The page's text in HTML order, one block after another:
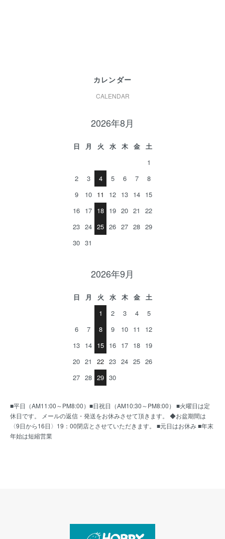
カレンダー
CALENDAR
2026年8月
日 月 火 水 木 金
土
1
2
3 4 5 6 7
8
9
10 11 12 13 14 15
16 17 18 19 20 21
22
23 24 25 26 27 28 29
30 31
2026年9月
日 月 火 水 木 金
土
1
2 3 4
5
6
7 8 9 10 11
12
13 14 15 16 17 18 19
20 21 22 23 24 25 26
27 28 29 30
■平日（AM11:00～PM8:00）■日祝日（AM10:30～PM8:00） ■火曜日は定
休日です。 メールの返信・発送をお休みさせて頂きます。 ◆お盆期間は
〈9日から16日〉19：00閉店とさせていただきます。 ■元日はお休み ■年末
年始は短縮営業